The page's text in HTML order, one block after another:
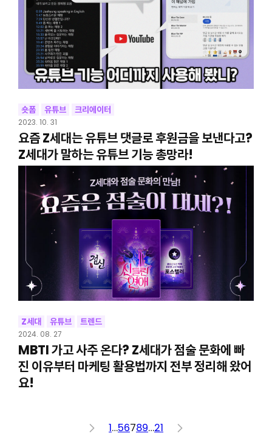
숏폼 유튜브 크리에이터
2023. 10. 31
요즘 Z세대는 유튜브 댓글로 후원금을 보낸다고?
Z세대가 말하는 유튜브 기능 총망라!
Z세대 유튜브 트렌드
2024. 08. 27
MBTI 가고 사주 온다? Z세대가 점술 문화에 빠
진 이유부터 마케팅 활용법까지 전부 정리해 왔어
요!
< 1…56789…21 >